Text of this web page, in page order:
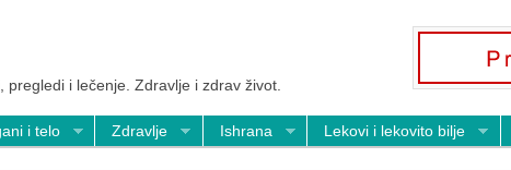
i lečenje. Zdravlje i zdrav život.
i telo Zdravlje Ishrana Lekovi i lekovito bilje